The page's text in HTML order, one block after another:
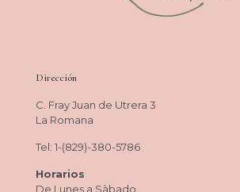
Dirección
C. Fray Juan de Utrera 3
La Romana
Tel: 1-(829)-380-5786
Horarios
De Lunes a Sàbado